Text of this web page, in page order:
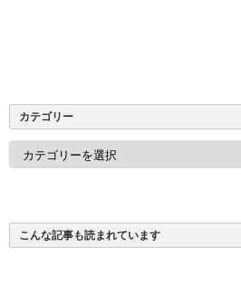
カテゴリー
こんな記事も読まれています